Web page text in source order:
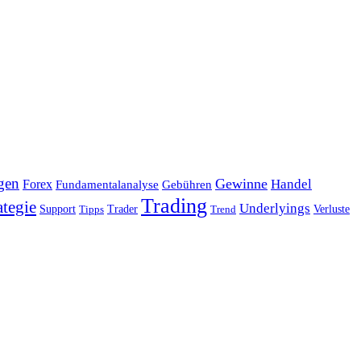
Forex Fundamentalanalyse Gebühren Gewinne Handel
Support Tipps Trader Trading Trend Underlyings Verluste